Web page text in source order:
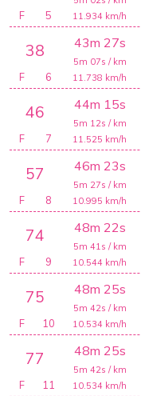
11.934 km/h
F 5
38 43m 27s
5m 07s / km
11.738 km/h
F 6
46 44m 15s
5m 12s / km
11.525 km/h
F 7
57 46m 23s
5m 27s / km
10.995 km/h
F 8
74 48m 22s
5m 41s / km
10.544 km/h
F 9
75 48m 25s
5m 42s / km
10.534 km/h
F 10
77 48m 25s
5m 42s / km
10.534 km/h
F 11